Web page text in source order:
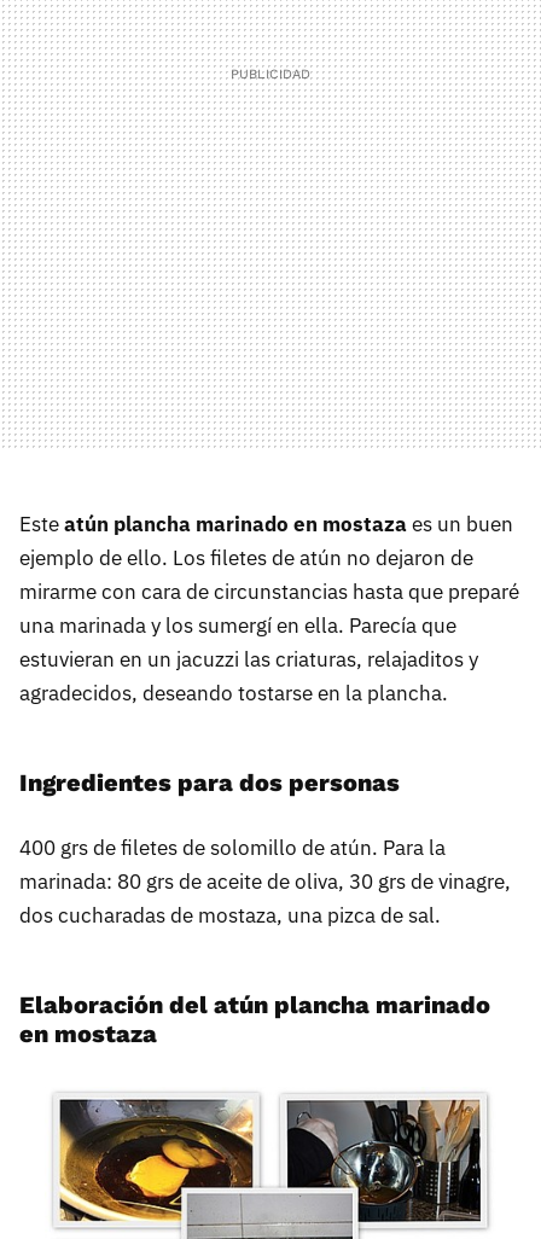
Esteatún plancha marinado en mostazaes un buen
ejemplo de ello. Los filetes de atún no dejaron de
mirarme con cara de circunstancias hasta que preparé
una marinada y los sumergí en ella. Parecía que
estuvieran en un jacuzzi las criaturas, relajaditos y
agradecidos, deseando tostarse en la plancha.
Ingredientes para dos personas
400 grs de filetes de solomillo de atún. Para la
marinada: 80 grs de aceite de oliva, 30 grs de vinagre,
dos cucharadas de mostaza, una pizca de sal.
Elaboración del atún plancha marinado
en mostaza